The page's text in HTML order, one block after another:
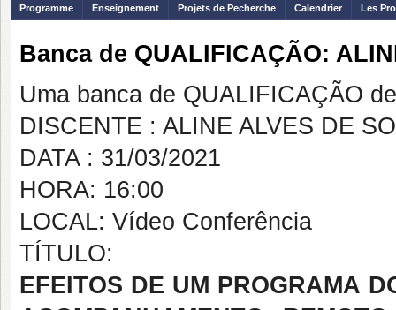
Programme Enseignement Projets de Pecherche Calendrier Les
Banca de QUALIFICAÇÃO:
Uma banca de QUALIFICAÇÃO
DISCENTE : ALINE ALVES DE
DATA : 31/03/2021
HORA: 16:00
LOCAL: Vídeo Conferência
TÍTULO:
EFEITOS DE UM PROGRAMA